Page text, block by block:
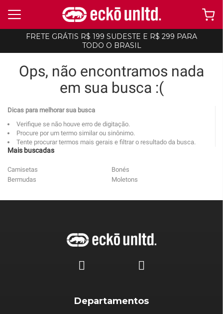
FRETE GRÁTIS R$ 199 SUDESTE E R$ 299 PARA
TODO O BRASIL
Ops, não encontramos nada
em sua busca :(
Dicas para melhorar sua busca
Verifique se não houve erro de digitação.
Procure por um termo similar ou sinônimo.
Tente procurar termos mais gerais e filtrar o resultado da busca.
Mais buscadas
Camisetas
Bonés
Bermudas
Moletons
Departamentos